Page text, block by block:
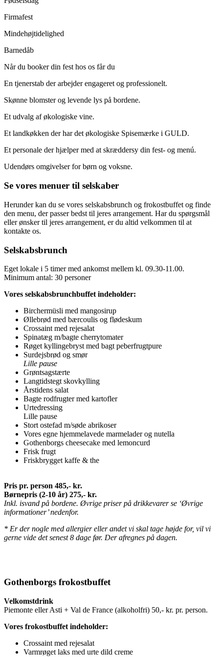
Firmafest
Mindehøjtidelighed
Barnedåb
Når du booker din fest hos os får du
En tjenerstab der arbejder engageret og professionelt.
Skønne blomster og levende lys på bordene.
Et udvalg af økologiske vine.
Et landkøkken der har det økologiske Spisemærke i GULD.
Et personale der hjælper med at skræddersy din fest- og menú.
Udendørs omgivelser for børn og voksne.
Se vores menuer til selskaber
Herunder kan du se vores selskabsbrunch og frokostbuffet og finde
den menu, der passer bedst til jeres arrangement. Har du spørgsmål
eller ønsker til jeres arrangement, er du altid velkommen til at
kontakte os.
Selskabsbrunch
Eget lokale i 5 timer med ankomst mellem kl. 09.30-11.00.
Minimum antal: 30 personer
Vores selskabsbrunchbuffet indeholder:
Birchermüsli med mangosirup
Øllebrød med bærcoulis og flødeskum
Crossaint med rejesalat
Spinatæg m/bagte cherrytomater
Røget kyllingebryst med bagt peberfrugtpure
Surdejsbrød og smør
Lille pause
Grøntsagstærte
Langtidstegt skovkylling
Årstidens salat
Bagte rodfrugter med kartofler
Urtedressing
Lille pause
Stort ostefad m/søde abrikoser
Vores egne hjemmelavede marmelader og nutella
Gothenborgs cheesecake med lemoncurd
Frisk frugt
Friskbrygget kaffe & the
Pris pr. person 485,- kr.
Børnepris (2-10 år) 275,- kr.
Inkl. isvand på bordene. Øvrige priser på drikkevarer se ‘Øvrige
informationer’ nedenfor.
* Er der nogle med allergier eller andet vi skal tage højde for, vil vi
gerne vide det senest 8 dage før. Der afregnes på dagen.
Gothenborgs frokostbuffet
Velkomstdrink
Piemonte eller Asti + Val de France (alkoholfri) 50,- kr. pr. person.
Vores frokostbuffet indeholder:
Crossaint med rejesalat
Varmrøget laks med urte dild creme